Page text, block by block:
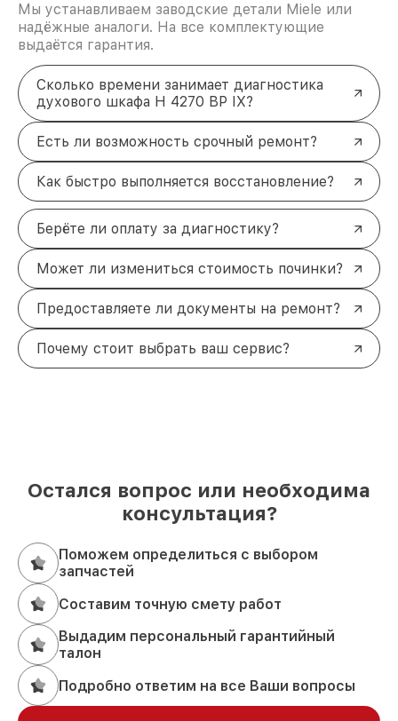
Мы устанавливаем заводские детали Miele или
надёжные аналоги. На все комплектующие
выдаётся гарантия.
Сколько времени занимает диагностика
духового шкафа H 4270 BP IX?
Есть ли возможность срочный ремонт?
Как быстро выполняется восстановление?
Берёте ли оплату за диагностику?
Может ли измениться стоимость починки?
Предоставляете ли документы на ремонт?
Почему стоит выбрать ваш сервис?
Остался вопрос или необходима
консультация?
Поможем определиться с выбором
запчастей
Составим точную смету работ
Выдадим персональный гарантийный
талон
Подробно ответим на все Ваши вопросы